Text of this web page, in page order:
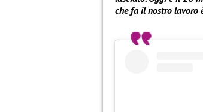
che fa il nostro lavoro